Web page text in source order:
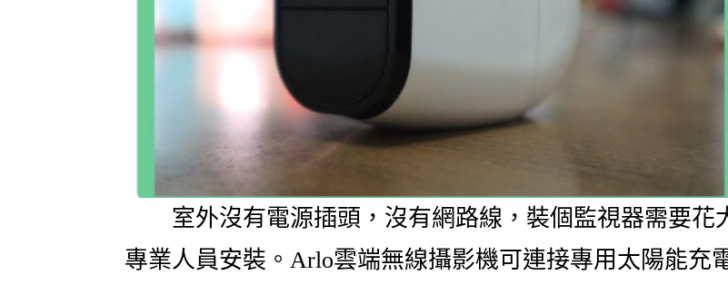
室外沒有電源插頭，沒有網路線，裝個監視器需要花
專業人員安裝。Arlo雲端無線攝影機可連接專用太陽能充